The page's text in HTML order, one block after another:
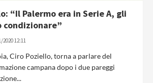
“Il Palermo era in Serie A, gli
2020 12:11
Ciro Poziello, torna a parlare del
campana dopo i due pareggi